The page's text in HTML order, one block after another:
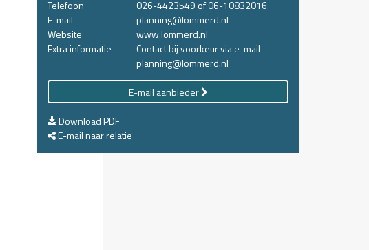
Telefoon
026-4423549 of 06-10832016
E-mail
planning@lommerd.nl
Website
www.lommerd.nl
Extra informatie
Contact bij voorkeur via e-mail
planning@lommerd.nl
E-mail aanbieder
Download PDF
E-mail naar relatie